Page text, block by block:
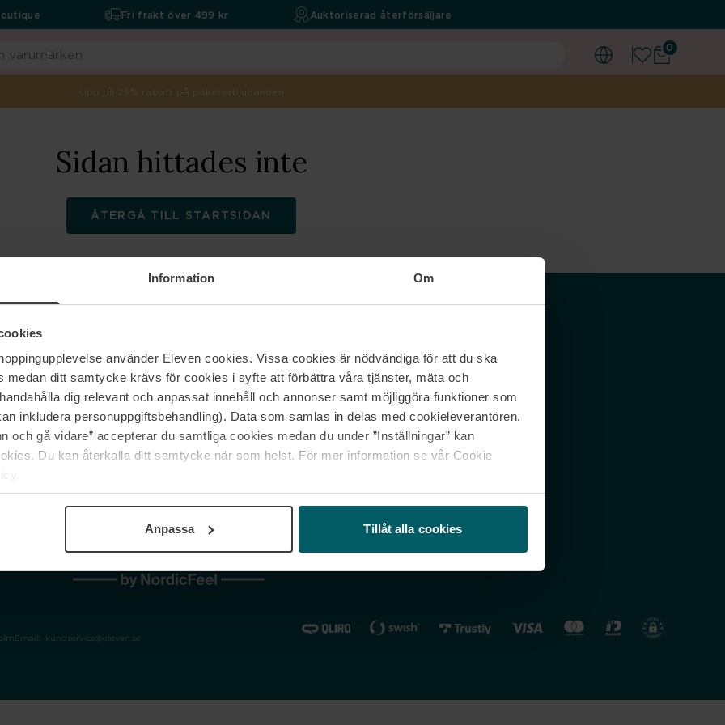
Information Om
använder Eleven cookies. Vissa cookies är nödvändiga för att du ska
medan ditt samtycke krävs för cookies i syfte att förbättra våra tjänster, mäta och
dig relevant och anpassat innehåll och annonser samt möjliggöra funktioner som
inkludera personuppgiftsbehandling). Data som samlas in delas med cookieleverantören.
och gå vidare” accepterar du samtliga cookies medan du under ”Inställningar” kan
Du kan återkalla ditt samtycke när som helst. För mer information se vår Cookie
Anpassa Tillåt alla cookies
0
Fri frakt över 499 kr Auktoriserad återförsäljare
Upp till 25% rabatt på paketerbjudanden
Sidan hittades inte
ÅTERGÅ TILL STARTSIDAN
Om oss
Jobba hos oss
Våra varumärken
Kontakta oss
Vanliga frågor & svar
Spåra min beställning
reklamationer
Nordicfeel SE
Nordicfeel FI
Nordicfeel NO
Email: kundservice@eleven.se